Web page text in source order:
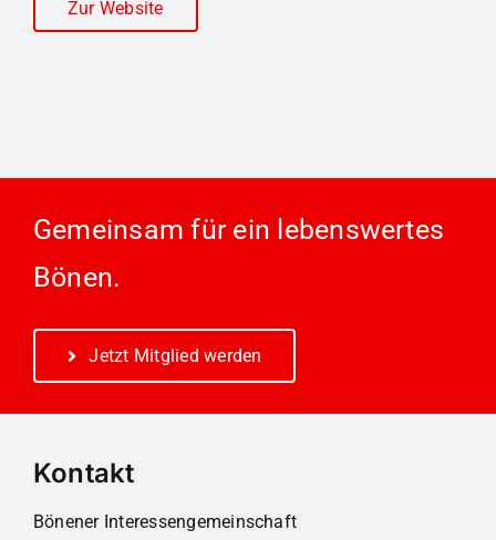
Zur Website
Gemeinsam für ein lebenswertes
Bönen.
Jetzt Mitglied werden
Kontakt
Bönener Interessengemeinschaft